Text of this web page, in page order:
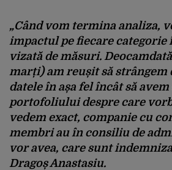
„Când vom termina analiza,
impactul pe fiecare categorie
vizată de măsuri.
marți) am reușit să strângem
datele în așa fel încât să
portofoliului despre care
vedem exact, companie cu
membri au în consiliu de
vor avea, care sunt
Dragoș Anastasiu.